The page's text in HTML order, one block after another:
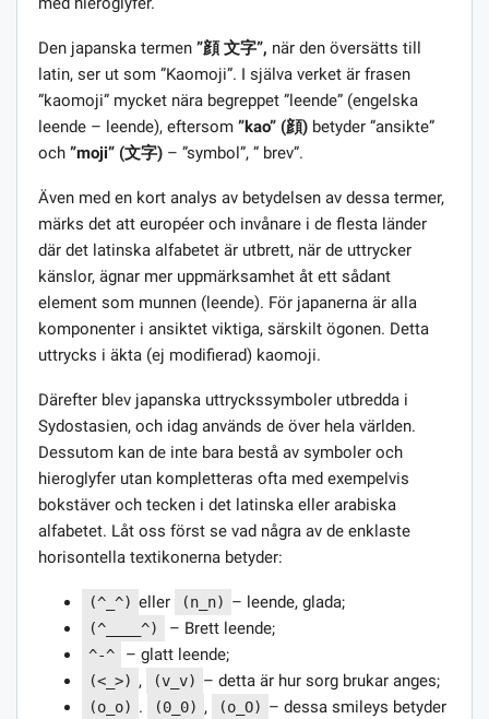
Den japanska termen ”顔 文字”, när den översätts till
latin, ser ut som ”Kaomoji”. I själva verket är frasen
”kaomoji” mycket nära begreppet ”leende” (engelska
leende – leende), eftersom ”kao” (顔) betyder ”ansikte”
och ”moji” (文字) – ”symbol”, ” brev”.
Även med en kort analys av betydelsen av dessa termer,
märks det att européer och invånare i de flesta länder
där det latinska alfabetet är utbrett, när de uttrycker
känslor, ägnar mer uppmärksamhet åt ett sådant
element som munnen (leende). För japanerna är alla
komponenter i ansiktet viktiga, särskilt ögonen. Detta
uttrycks i äkta (ej modifierad) kaomoji.
Därefter blev japanska uttryckssymboler utbredda i
Sydostasien, och idag används de över hela världen.
Dessutom kan de inte bara bestå av symboler och
hieroglyfer utan kompletteras ofta med exempelvis
bokstäver och tecken i det latinska eller arabiska
alfabetet. Låt oss först se vad några av de enklaste
horisontella textikonerna betyder:
(^_^) eller (n_n) – leende, glada;
(^____^) – Brett leende;
^-^ – glatt leende;
(<_>) , (v_v) – detta är hur sorg brukar anges;
(o_o) . (0_0) , (o_O) – dessa smileys betyder